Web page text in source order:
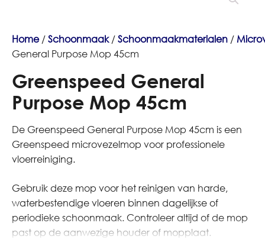
Home/Schoonmaak/Schoonmaakmaterialen /
General Purpose Mop 45cm
Greenspeed General
Purpose Mop 45cm
De Greenspeed General Purpose Mop 45cm is een
Greenspeed microvezelmop voor professionele
vloerreiniging.
Gebruik deze mop voor het reinigen van harde,
waterbestendige vloeren binnen dagelijkse of
periodieke schoonmaak. Controleer altijd of de mop
past op de aanwezige houder of mopplaat.